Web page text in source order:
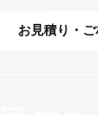
お見積り・